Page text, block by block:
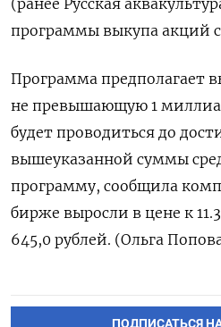
(ранее Русская
программы выкупа акций
Программа предполагает
не превышающую 1
будет проводиться до
вышеуказанной суммы
программу, сообщила
бирже выросли в цене к
645,0 рублей. (Ольга